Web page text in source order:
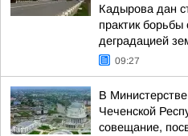
Кадырова дан
практик
деградацией
09:27
В
Чеченской
совещание,